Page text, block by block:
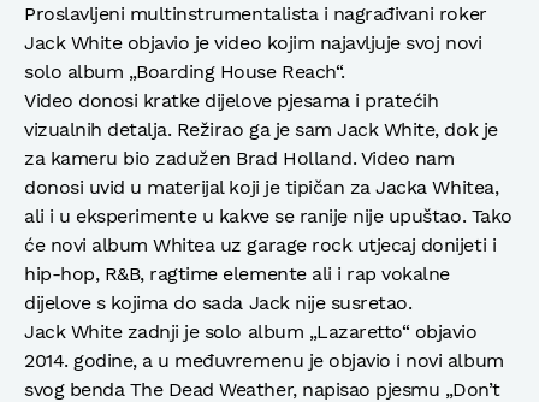
Proslavljeni multinstrumentalista i nagrađivani roker
Jack White objavio je video kojim najavljuje svoj novi
solo album „Boarding House Reach“.
Video donosi kratke dijelove pjesama i pratećih
vizualnih detalja. Režirao ga je sam Jack White, dok je
za kameru bio zadužen Brad Holland. Video nam
donosi uvid u materijal koji je tipičan za Jacka Whitea,
ali i u eksperimente u kakve se ranije nije upuštao. Tako
će novi album Whitea uz garage rock utjecaj donijeti i
hip-hop, R&B, ragtime elemente ali i rap vokalne
dijelove s kojima do sada Jack nije susretao.
Jack White zadnji je solo album „Lazaretto“ objavio
2014. godine, a u međuvremenu je objavio i novi album
svog benda The Dead Weather, napisao pjesmu „Don’t